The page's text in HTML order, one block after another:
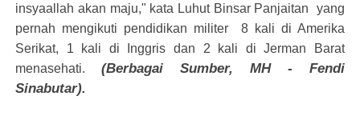
insyaallah akan maju," kata Luhut Binsar Panjaitan yang
pernah mengikuti pendidikan militer 8 kali di Amerika
Serikat, 1 kali di Inggris dan 2 kali di Jerman Barat
menasehati.(Berbagai Sumber, MH - Fendi
Sinabutar).